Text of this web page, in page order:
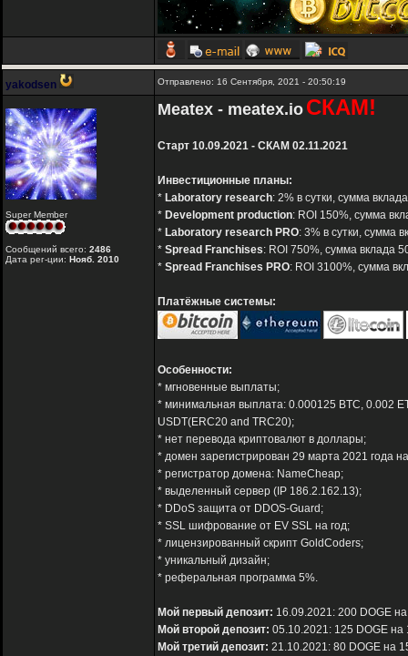
yakodsen Отправлено: 16 Сентября, 2021 - 20:50:19
Super Member
Сообщений всего: 2486
Дата рег-ции: Нояб. 2010
Meatex - meatex.io СКАМ!
Старт 10.09.2021 - СКАМ 02.11.2021
Инвестиционные планы:
* Laboratory research: 2% в сутки, сумма
* Development production: ROI 150%, сумма
* Laboratory research PRO: 3% в сутки, сумма
* Spread Franchises: ROI 750%, сумма вклада
* Spread Franchises PRO: ROI 3100%, сумма
Платёжные системы:
Особенности:
* мгновенные выплаты;
* минимальная выплата: 0.000125 BTC, 0.002
USDT(ERC20 and TRC20);
* нет перевода криптовалют в доллары;
* домен зарегистрирован 29 марта 2021 года
* регистратор домена: NameCheap;
* выделенный сервер (IP 186.2.162.13);
* DDoS защита от DDOS-Guard;
* SSL шифрование от EV SSL на год;
* лицензированный скрипт GoldCoders;
* уникальный дизайн;
* реферальная программа 5%.
Мой первый депозит: 16.09.2021: 200 DOGE
Мой второй депозит: 05.10.2021: 125 DOGE
Мой третий депозит: 21.10.2021: 80 DOGE на